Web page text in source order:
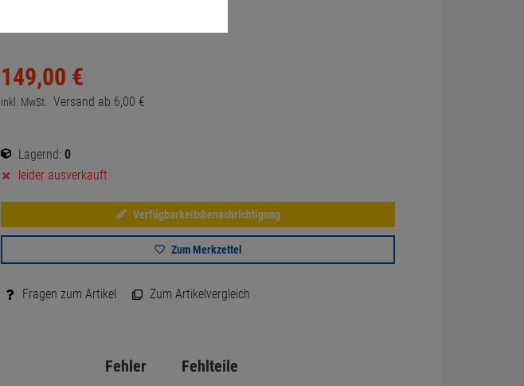
149,00 €
inkl. MwSt. Versand ab 6,00 €
Lagernd: 0
leider ausverkauft
Verfügbarkeitsbenachrichtigung
Zum Merkzettel
Fragen zum Artikel Zum Artikelvergleich
Fehler Fehlteile